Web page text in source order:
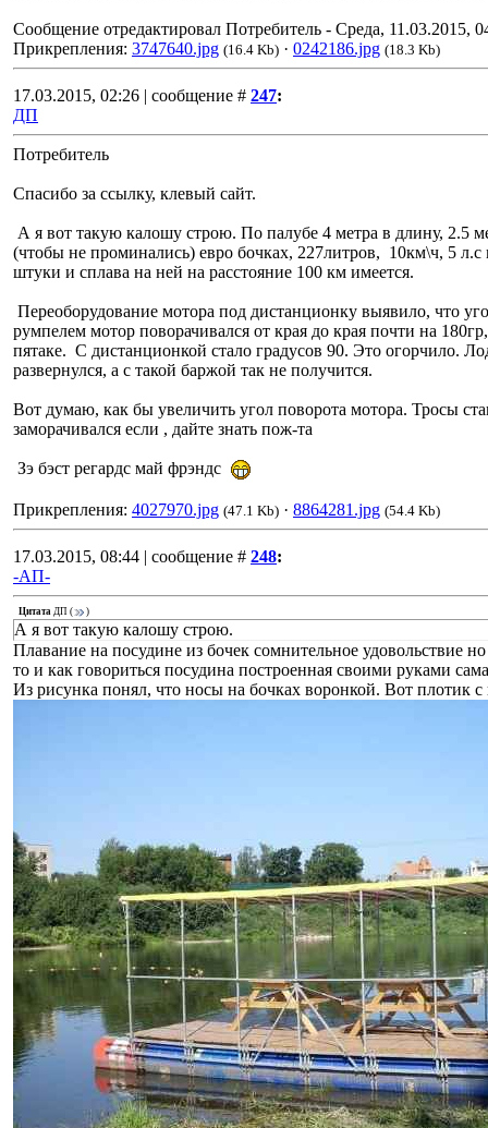
Сообщение отредактировал Потребитель - Среда, 11.03.2015,
Прикрепления: 3747640.jpg (16.4 Kb) · 0242186.jpg (18.3 Kb)
17.03.2015, 02:26 | сообщение # 247:
ДП
Потребитель
Спасибо за ссылку, клевый сайт.
А я вот такую калошу строю. По палубе 4 метра в длину, 2.5
(чтобы не проминались) евро бочках, 227литров, 10км\ч, 5
штуки и сплава на ней на расстояние 100 км имеется.
Переоборудование мотора под дистанционку выявило, что
румпелем мотор поворачивался от края до края почти на
пятаке. С дистанционкой стало градусов 90. Это огорчило.
развернулся, а с такой баржой так не получится.
Вот думаю, как бы увеличить угол поворота мотора. Тросы
заморачивался если , дайте знать пож-та
Зэ бэст регардс май фрэндс
Прикрепления: 4027970.jpg (47.1 Kb) · 8864281.jpg (54.4 Kb)
17.03.2015, 08:44 | сообщение # 248:
-АП-
Цитата ДП ( )
А я вот такую калошу строю.
Плавание на посудине из бочек сомнительное удовольствие
то и как говориться посудина построенная своими руками
Из рисунка понял, что носы на бочках воронкой. Вот плотик